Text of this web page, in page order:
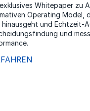
Whitepaper zu
Operating Model,
und Echtzeit-
und